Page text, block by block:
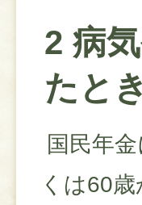
2 病
たと
国民年
くは60